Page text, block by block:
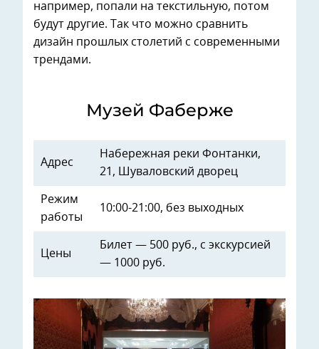
например, попали на текстильную, потом
будут другие. Так что можно сравнить
дизайн прошлых столетий с современными
трендами.
Музей Фаберже
Адрес
Набережная реки Фонтанки,
21, Шуваловский дворец
Режим
работы
10:00-21:00, без выходных
Цены
Билет — 500 руб., с экскурсией
— 1000 руб.